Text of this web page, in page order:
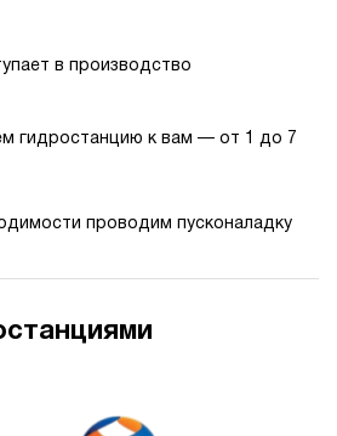
в производство
гидростанцию к вам — от 1 до 7
проводим пусконаладку